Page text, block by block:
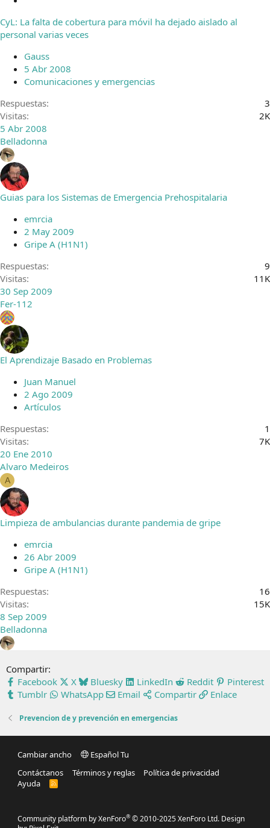
r
r
d
o
CyL: La falta de cobertura para móvil ha dejado aislado al
personal varias veces
Gauss
5 Abr 2008
Comunicaciones y emergencias
Respuestas
3
Visitas
2K
5 Abr 2008
Belladonna
Guias para los Sistemas de Emergencia Prehospitalaria
emrcia
2 May 2009
Gripe A (H1N1)
Respuestas
9
Visitas
11K
30 Sep 2009
Fer-112
El Aprendizaje Basado en Problemas
Juan Manuel
2 Ago 2009
Artículos
Respuestas
1
Visitas
7K
20 Ene 2010
Alvaro Medeiros
A
Limpieza de ambulancias durante pandemia de gripe
emrcia
26 Abr 2009
Gripe A (H1N1)
Respuestas
16
Visitas
15K
8 Sep 2009
Belladonna
Compartir:
Facebook
X Bluesky LinkedIn Reddit
Pinterest
Tumblr
WhatsApp Email Compartir Enlace
Prevencion de y prevención en emergencias
Cambiar ancho
Español Tu
Contáctanos
Términos y reglas
Política de privacidad
Ayuda
R
S
Community platform by XenForo® © 2010-2025 XenForo Ltd. Design